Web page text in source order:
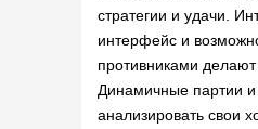
стратегии и удачи.
интерфейс и
противниками
Динамичные партии и
анализировать свои